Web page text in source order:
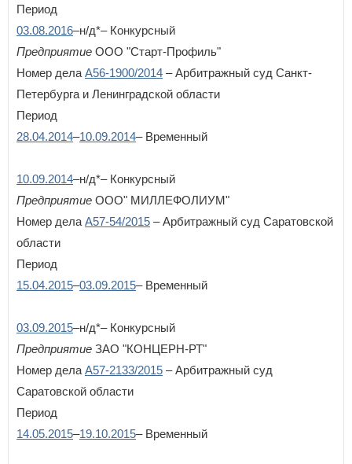
Омская область
Оренбургская область
П
Пензенская область
Приморский край
Псковская область
Р
Республика Адыгея
Республика Алтай
Республика Башкортостан
Республика Бурятия
Республика Ингушетия
Республика Калмыкия
Республика Крым
Республика Марий Эл
Республика Мордовия
Республика Северная Осетия - Алания
Республика Татарстан
Республика Тыва
Период
03.08.2016–н/д*– Конкурсный
Предприятие ООО "Старт-Профиль"
Номер дела А56-1900/2014 – Арбитражный суд Санкт-
Петербурга и Ленинградской области
Период
28.04.2014–10.09.2014– Временный
10.09.2014–н/д*– Конкурсный
Предприятие ООО" МИЛЛЕФОЛИУМ"
Номер дела А57-54/2015 – Арбитражный суд Саратовской
области
Период
15.04.2015–03.09.2015– Временный
03.09.2015–н/д*– Конкурсный
Предприятие ЗАО "КОНЦЕРН-РТ"
Номер дела А57-2133/2015 – Арбитражный суд
Саратовской области
Период
14.05.2015–19.10.2015– Временный